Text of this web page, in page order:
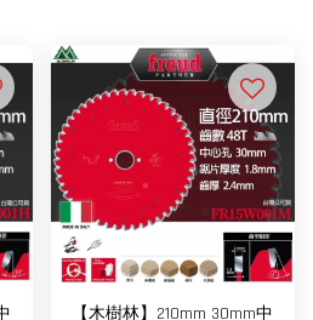
【木樹林】210mm 30mm中